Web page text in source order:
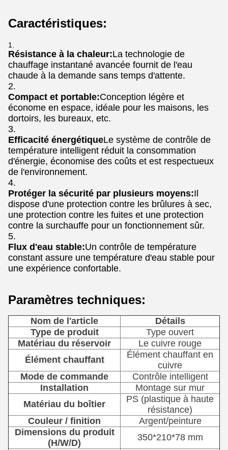
Caractéristiques:
Résistance à la chaleur:La technologie de
chauffage instantané avancée fournit de l'eau
chaude à la demande sans temps d'attente.
Compact et portable:Conception légère et
économe en espace, idéale pour les maisons, les
dortoirs, les bureaux, etc.
Efficacité énergétiqueLe système de contrôle de
température intelligent réduit la consommation
d'énergie, économise des coûts et est respectueux
de l'environnement.
Protéger la sécurité par plusieurs moyens:Il
dispose d'une protection contre les brûlures à sec,
une protection contre les fuites et une protection
contre la surchauffe pour un fonctionnement sûr.
Flux d'eau stable:Un contrôle de température
constant assure une température d'eau stable pour
une expérience confortable.
Paramètres techniques:
Nom de l'article
Détails
Type de produit
Type ouvert
Matériau du réservoir
Le cuivre rouge
Élément chauffant
Élément chauffant en
cuivre
Mode de commande
Contrôle intelligent
Installation
Montage sur mur
Matériau du boîtier
PS (plastique à haute
résistance)
Couleur / finition
Argent/peinture
Dimensions du produit
(H/W/D)
350*210*78 mm